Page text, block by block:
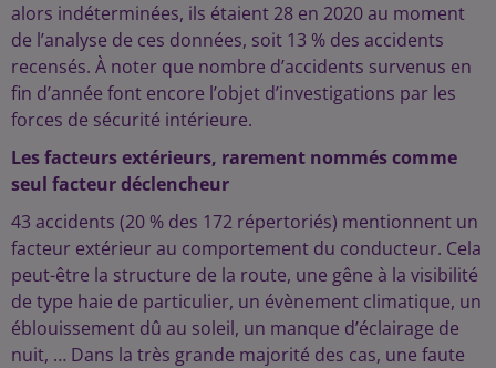
alors indéterminées, ils étaient 28 en 2020 au moment
de l’analyse de ces données, soit 13 % des accidents
recensés. À noter que nombre d’accidents survenus en
fin d’année font encore l’objet d’investigations par les
forces de sécurité intérieure.
Les facteurs extérieurs, rarement nommés comme
seul facteur déclencheur
43 accidents (20 % des 172 répertoriés) mentionnent un
facteur extérieur au comportement du conducteur. Cela
peut-être la structure de la route, une gêne à la visibilité
de type haie de particulier, un évènement climatique, un
éblouissement dû au soleil, un manque d’éclairage de
nuit, … Dans la très grande majorité des cas, une faute